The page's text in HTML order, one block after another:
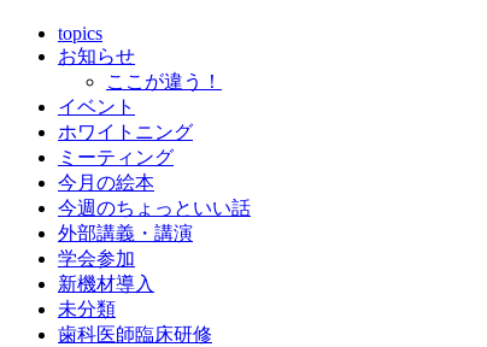
topics
お知らせ
ここが違う！
イベント
ホワイトニング
ミーティング
今月の絵本
今週のちょっといい話
外部講義・講演
学会参加
新機材導入
未分類
歯科医師臨床研修